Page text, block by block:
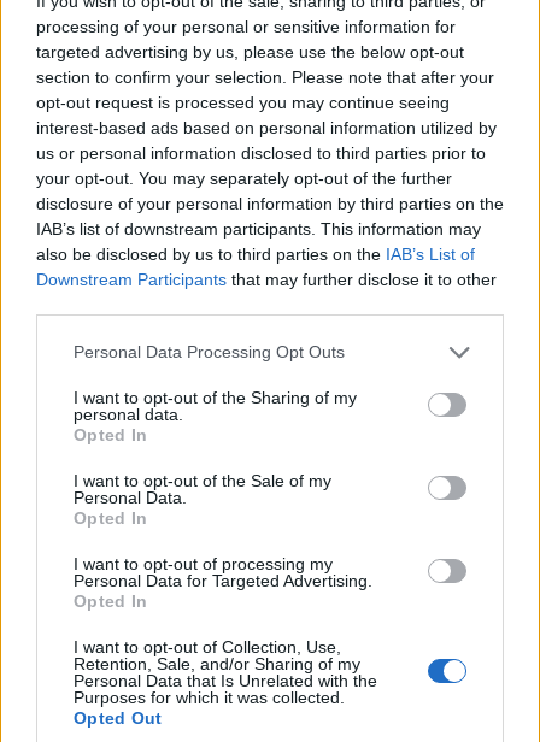
processing of your personal or sensitive information for
targeted advertising by us, please use the below opt-out
section to confirm your selection. Please note that after your
opt-out request is processed you may continue seeing
interest-based ads based on personal information utilized by
us or personal information disclosed to third parties prior to
your opt-out. You may separately opt-out of the further
disclosure of your personal information by third parties on the
IAB’s list of downstream participants. This information may
also be disclosed by us to third parties on the IAB’s List of
Downstream Participants that may further disclose it to other
Please note that this website/app uses one or more Google
not limited to your visit or usage behaviour. You may click to
grant or deny consent to Google and its third-party tags to
use your data for below specified purposes in below Google
consent section.
Personal Data Processing Opt Outs
I want to opt-out of the Sharing of my
personal data.
Opted In
I want to opt-out of the Sale of my
Personal Data.
Opted In
I want to opt-out of processing my
Personal Data for Targeted Advertising.
Opted In
I want to opt-out of Collection, Use,
Retention, Sale, and/or Sharing of my
Personal Data that Is Unrelated with the
Purposes for which it was collected.
Opted Out